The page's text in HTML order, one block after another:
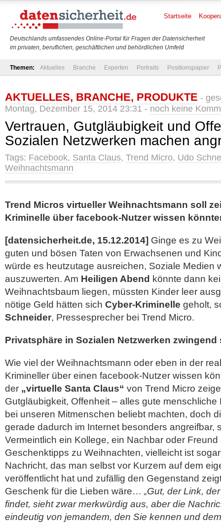
Deutschlands umfassendes Online-Portal für Fragen der Datensicherheit
im privaten, beruflichen, geschäftlichen und behördlichen Umfeld
Startseite
Themen: Aktuelles Branche Experten Portraits Positionspapier
AKTUELLES, BRANCHE, PRODUKTE -
Montag, Dezember 15, 2014 23:31 - noch keine
Vertrauen, Gutgläubigkeit und
Sozialen Netzwerken machen
Tags: Facebook, Santa Claus, Trend Micro, Udo
Weihnachtsmann
Trend Micros virtueller Weihnachtsmann soll
Kriminelle über facebook-Nutzer wissen
[datensicherheit.de, 15.12.2014] Ginge es zu
guten und bösen Taten von Erwachsenen und
würde es heutzutage ausreichen, Soziale Medien
auszuwerten. Am Heiligen Abend könnte dann
Weihnachtsbaum liegen, müssten Kinder leer
nötige Geld hätten sich Cyber-Kriminelle geholt,
Schneider, Pressesprecher bei Trend Micro.
Privatsphäre in Sozialen Netzwerken zwingend
Wie viel der Weihnachtsmann oder eben in der
Krimineller über einen facebook-Nutzer wissen
der „virtuelle Santa Claus“ von Trend Micro
Gutgläubigkeit, Offenheit – alles gute
bei unseren Mitmenschen beliebt machten, doch
gerade dadurch im Internet besonders angreifbar,
Vermeintlich ein Kollege, ein Nachbar oder
Geschenktipps zu Weihnachten, vielleicht ist
Nachricht, das man selbst vor Kurzem auf dem
veröffentlicht hat und zufällig den Gegenstand
Geschenk für die Lieben wäre… „Gut, der Link,
findet, sieht zwar merkwürdig aus, aber die
eindeutig von jemandem, den Sie kennen und